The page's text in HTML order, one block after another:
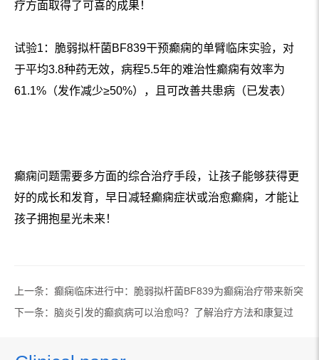
疗方面取得了可喜的成果！
试验1：脆弱拟杆菌BF839干预癫痫的单臂临床实验，对
于平均3.8种药无效，病程5.5年的难治性癫痫有效率为
61.1%（发作减少≥50%），且可改善共患病（已发表）
癫痫问题需要多方面的综合治疗手段，让孩子能够获得更
好的成长和发育，早日减轻癫痫症状或治愈癫痫，才能让
孩子拥抱星光未来！
上一条： 癫痫临床进行中：脆弱拟杆菌BF839为癫痫治疗带来新突
破！
下一条： 脑炎引发的癫疯病可以治愈吗？了解治疗方法和康复过